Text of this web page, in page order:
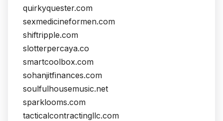
quirkyquester.com
sexmedicineformen.com
shiftripple.com
slotterpercaya.co
smartcoolbox.com
sohanjitfinances.com
soulfulhousemusic.net
sparklooms.com
tacticalcontractingllc.com